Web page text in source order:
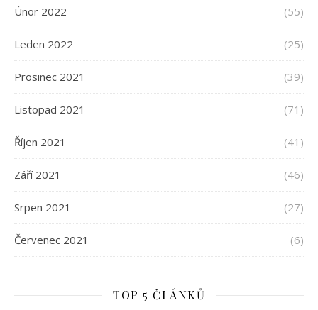
Únor 2022 (55)
Leden 2022 (25)
Prosinec 2021 (39)
Listopad 2021 (71)
Říjen 2021 (41)
Září 2021 (46)
Srpen 2021 (27)
Červenec 2021 (6)
TOP 5 ČLÁNKŮ